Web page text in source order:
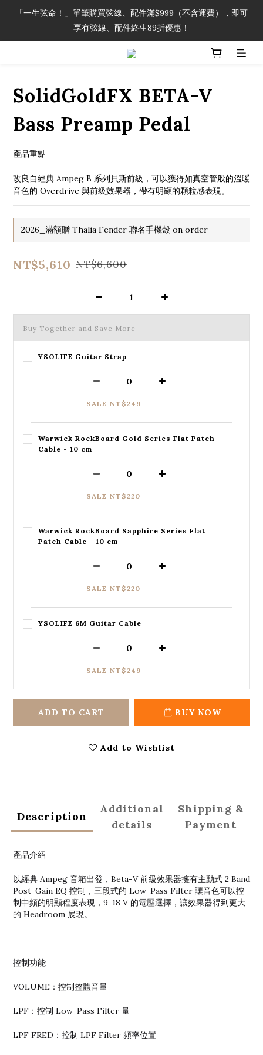
「一生弦命！」單筆購買弦線、配件滿$999（不含運費），即可
享有弦線、配件終生89折優惠！
「一生弦命！」單筆購買弦線、配件滿$999（不含運費），即可
享有弦線、配件終生89折優惠！
加入會員即領2000元購物金。 加入購物車查看更多折扣！
「一生弦命！」單筆購買弦線、配件滿$999（不含運費），即可
SolidGoldFX BETA-V
Bass Preamp Pedal
產品重點
改良自經典 Ampeg B 系列貝斯前級，可以獲得如真空管般的溫暖
音色的 Overdrive 與前級效果器，帶有明顯的顆粒感表現。
2026_滿額贈 Thalia Fender 聯名手機殼 on order
NT$5,610 NT$6,600
Buy Together and Save More
YSOLIFE Guitar Strap
SALE NT$249
Warwick RockBoard Gold Series Flat Patch
Cable - 10 cm
SALE NT$220
Warwick RockBoard Sapphire Series Flat
Patch Cable - 10 cm
SALE NT$220
YSOLIFE 6M Guitar Cable
SALE NT$249
ADD TO CART BUY NOW
Add to Wishlist
Description
Additional
details
Shipping &
Payment
產品介紹
以經典 Ampeg 音箱出發，Beta-V 前級效果器擁有主動式 2 Band
Post-Gain EQ 控制，三段式的 Low-Pass Filter 讓音色可以控
制中頻的明顯程度表現，9-18 V 的電壓選擇，讓效果器得到更大
的 Headroom 展現。
控制功能
VOLUME：控制整體音量
LPF：控制 Low-Pass Filter 量
LPF FRED：控制 LPF Filter 頻率位置